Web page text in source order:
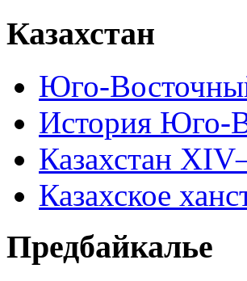
Казахстан
Юго-
История Юго-
Казахстан
Казахское
Предбайкалье